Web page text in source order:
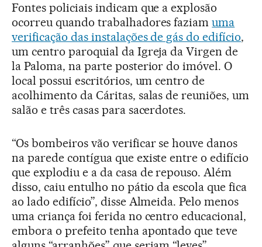
Fontes policiais indicam que a explosão
ocorreu quando trabalhadores faziamuma
verificação das instalações de gás do edifício,
um centro paroquial da Igreja da Virgen de
la Paloma, na parte posterior do imóvel. O
local possui escritórios, um centro de
acolhimento da Cáritas, salas de reuniões, um
salão e três casas para sacerdotes.
“Os bombeiros vão verificar se houve danos
na parede contígua que existe entre o edifício
que explodiu e a da casa de repouso. Além
disso, caiu entulho no pátio da escola que fica
ao lado edifício”, disse Almeida. Pelo menos
uma criança foi ferida no centro educacional,
embora o prefeito tenha apontado que teve